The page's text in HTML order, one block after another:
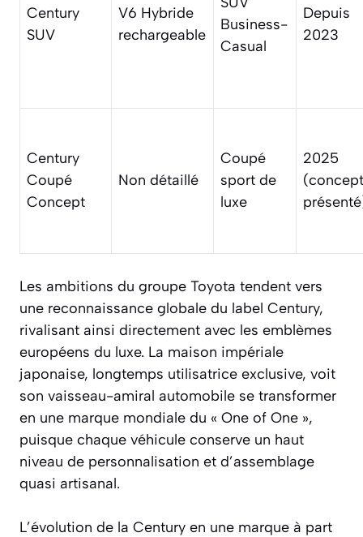
Century
SUV
V6 Hybride
rechargeable
Business-
Casual
Depuis
2023
Century
Coupé
Concept
Non détaillé
Coupé
sport de
luxe
2025
(concept
Les ambitions du groupe Toyota tendent vers
une reconnaissance globale du label Century,
rivalisant ainsi directement avec les emblèmes
européens du luxe. La maison impériale
japonaise, longtemps utilisatrice exclusive, voit
son vaisseau-amiral automobile se transformer
en une marque mondiale du « One of One »,
puisque chaque véhicule conserve un haut
niveau de personnalisation et d’assemblage
quasi artisanal.
L’évolution de la Century en une marque à part